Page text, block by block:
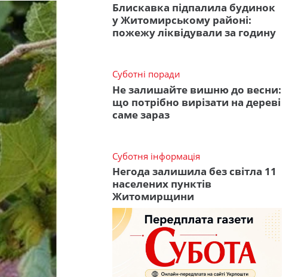
Блискавка підпалила будинок
у Житомирському районі:
пожежу ліквідували за годину
Суботні поради
Не залишайте вишню до весни:
що потрібно вирізати на дереві
саме зараз
Суботня інформація
Негода залишила без світла 11
населених пунктів
Житомирщини